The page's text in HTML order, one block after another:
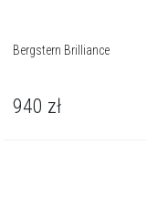
Bergstern Brilliance
940 zł